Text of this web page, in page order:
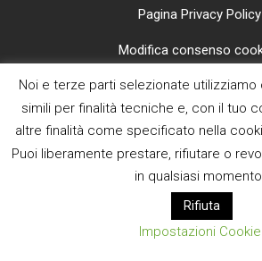
Pagina Privacy Policy
Modifica consenso
CI TROVI ANCHE SU
E MAIL
Noi e terze parti selezionate
simili per finalità tecniche e, con il tuo
altre finalità come specificato nella
Puoi liberamente prestare, rifiutare o
in qualsiasi
Rifiuta
Impostazioni Cookie